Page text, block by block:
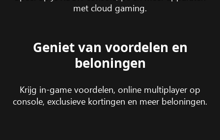
met cloud gaming.
Geniet van voordelen en
beloningen
Krijg in-game voordelen, online multiplayer op
console, exclusieve kortingen en meer beloningen.